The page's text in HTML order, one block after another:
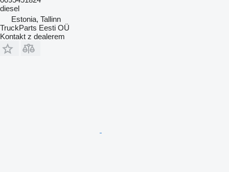
diesel
Estonia, Tallinn
TruckParts Eesti OÜ
Kontakt z dealerem